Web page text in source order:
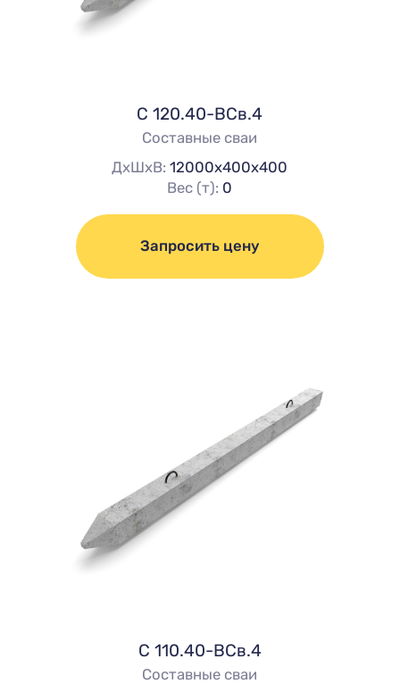
C 120.40-ВСв.4
Составные сваи
ДхШхВ:12000х400х400
Вес (т): 0
Запросить цену
C 110.40-ВСв.4
Составные сваи